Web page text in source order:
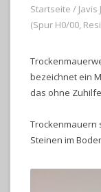
Startseite /
(Spur H0/00,
bezeichnet ein
das ohne
Trockenmauern
Steinen im